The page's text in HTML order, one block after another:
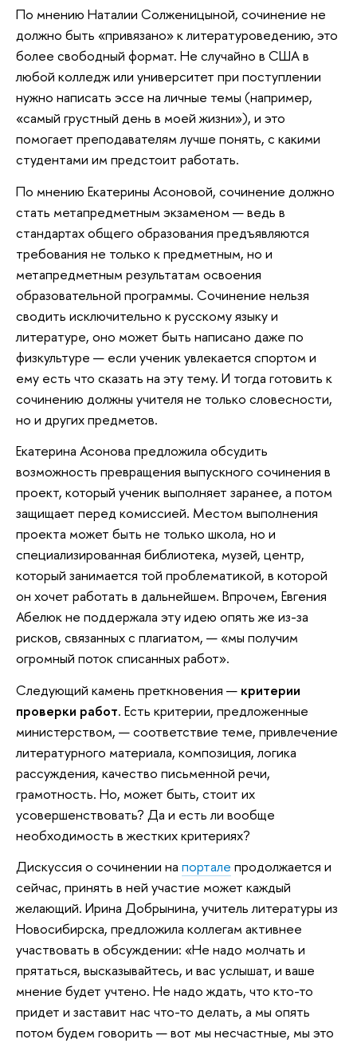
По мнению Наталии Солженицыной, сочинение не
должно быть «привязано» к литературоведению, это
более свободный формат. Не случайно в США в
любой колледж или университет при поступлении
нужно написать эссе на личные темы (например,
«самый грустный день в моей жизни»), и это
помогает преподавателям лучше понять, с какими
студентами им предстоит работать.
По мнению Екатерины Асоновой, сочинение должно
стать метапредметным экзаменом — ведь в
стандартах общего образования предъявляются
требования не только к предметным, но и
метапредметным результатам освоения
образовательной программы. Сочинение нельзя
сводить исключительно к русскому языку и
литературе, оно может быть написано даже по
физкультуре — если ученик увлекается спортом и
ему есть что сказать на эту тему. И тогда готовить к
сочинению должны учителя не только словесности,
но и других предметов.
Екатерина Асонова предложила обсудить
возможность превращения выпускного сочинения в
проект, который ученик выполняет заранее, а потом
защищает перед комиссией. Местом выполнения
проекта может быть не только школа, но и
специализированная библиотека, музей, центр,
который занимается той проблематикой, в которой
он хочет работать в дальнейшем. Впрочем, Евгения
Абелюк не поддержала эту идею опять же из-за
рисков, связанных с плагиатом, — «мы получим
огромный поток списанных работ».
Следующий камень преткновения — критерии
проверки работ. Есть критерии, предложенные
министерством, — соответствие теме, привлечение
литературного материала, композиция, логика
рассуждения, качество письменной речи,
грамотность. Но, может быть, стоит их
усовершенствовать? Да и есть ли вообще
необходимость в жестких критериях?
Дискуссия о сочинении на портале продолжается и
сейчас, принять в ней участие может каждый
желающий. Ирина Добрынина, учитель литературы из
Новосибирска, предложила коллегам активнее
участвовать в обсуждении: «Не надо молчать и
прятаться, высказывайтесь, и вас услышат, и ваше
мнение будет учтено. Не надо ждать, что кто-то
придет и заставит нас что-то делать, а мы опять
потом будем говорить — вот мы несчастные, мы это